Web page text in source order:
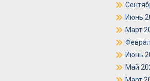
Июнь
Март
Июнь
Май